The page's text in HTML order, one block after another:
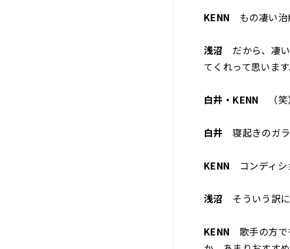
KENN もの凄い治
浅沼 だから、凄
てくれって思います
白井・KENN （笑）
白井 寝起きのガ
KENN コンディシ
浅沼 そういう訳
KENN 歌手の方で